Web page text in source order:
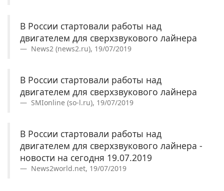
В России стартовали работы над
двигателем для сверхзвукового лайнера
News2 (news2.ru), 19/07/2019
В России стартовали работы над
двигателем для сверхзвукового лайнера
SMIonline (so-l.ru), 19/07/2019
В России стартовали работы над
двигателем для сверхзвукового лайнера -
новости на сегодня 19.07.2019
News2world.net, 19/07/2019